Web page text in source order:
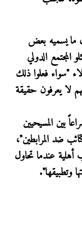
يسميه بعض
المجتمع الدولي
"سواء فعلوا ذلك
لا يعرفون حقيقة
بين المسيحيين
ضد المرابطين"،
عندما تحاول
وتطبيقها".